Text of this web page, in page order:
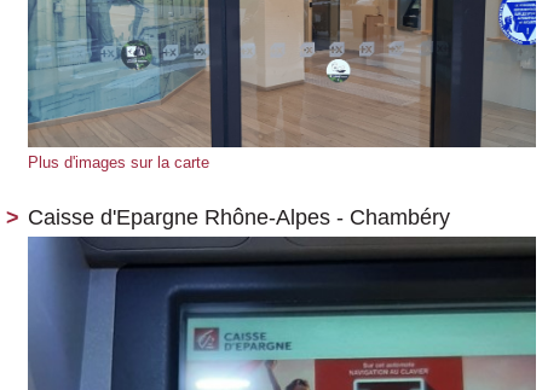
Plus d'images sur la carte
Caisse d'Epargne Rhône-Alpes - Chambéry